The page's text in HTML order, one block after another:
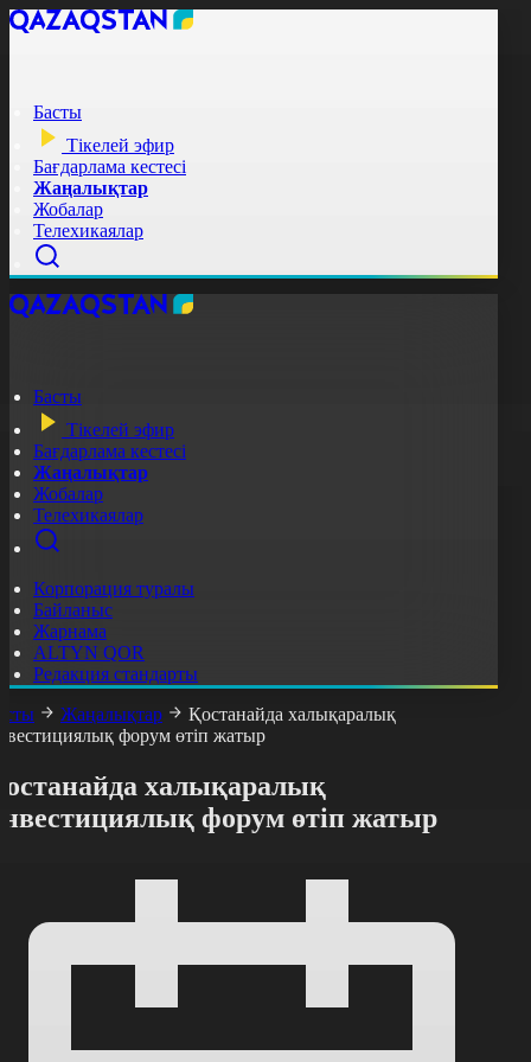
Басты
Тікелей эфир
Бағдарлама кестесі
Жаңалықтар
Жобалар
Телехикаялар
Басты
Тікелей эфир
Бағдарлама кестесі
Жаңалықтар
Жобалар
Телехикаялар
Корпорация туралы
Байланыс
Жарнама
ALTYN QOR
Редакция стандарты
Жаңалықтар
Қостанайда халықаралық
форум өтіп жатыр
халықаралық
форум өтіп жатыр